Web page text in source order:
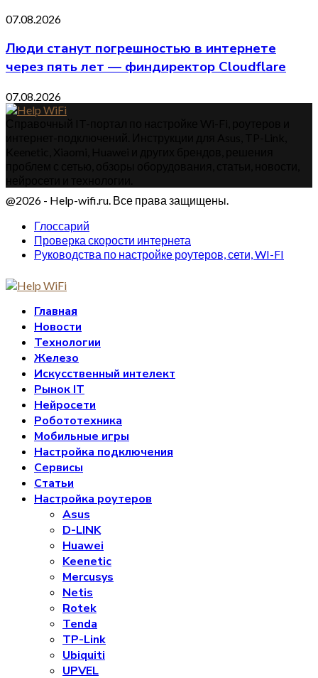
07.08.2026
Люди станут погрешностью в интернете
через пять лет — финдиректор Cloudflare
07.08.2026
@2026 - Help-wifi.ru. Все права защищены.
Глоссарий
Проверка скорости интернета
Руководства по настройке роутеров, сети, WI-FI
Главная
Новости
Технологии
Железо
Искусственный интелект
Рынок IT
Нейросети
Робототехника
Мобильные игры
Настройка подключения
Сервисы
Статьи
Настройка роутеров
Asus
D-LINK
Huawei
Keenetic
Mercusys
Netis
Rotek
Tenda
TP-Link
Ubiquiti
UPVEL